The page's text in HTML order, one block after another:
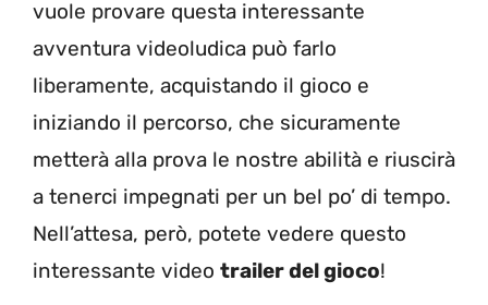
vuole provare questa interessante
avventura videoludica può farlo
liberamente, acquistando il gioco e
iniziando il percorso, che sicuramente
metterà alla prova le nostre abilità e riuscirà
a tenerci impegnati per un bel po’ di tempo.
Nell’attesa, però, potete vedere questo
interessante video trailer del gioco!